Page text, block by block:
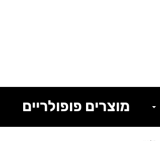
מוצרים פופולריים